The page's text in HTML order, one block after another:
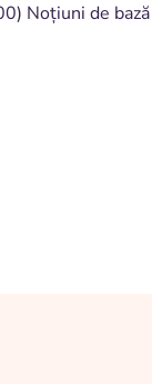
Noțiuni de bază